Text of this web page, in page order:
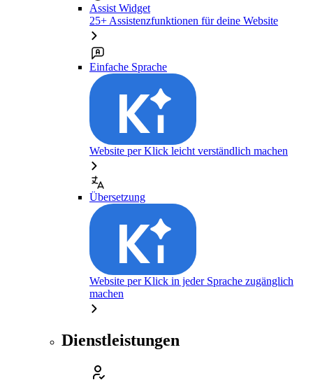
Assist Widget
25+ Assistenzfunktionen für deine Website
Einfache Sprache
Website per Klick leicht verständlich machen
Übersetzung
Website per Klick in jeder Sprache zugänglich
machen
Dienstleistungen